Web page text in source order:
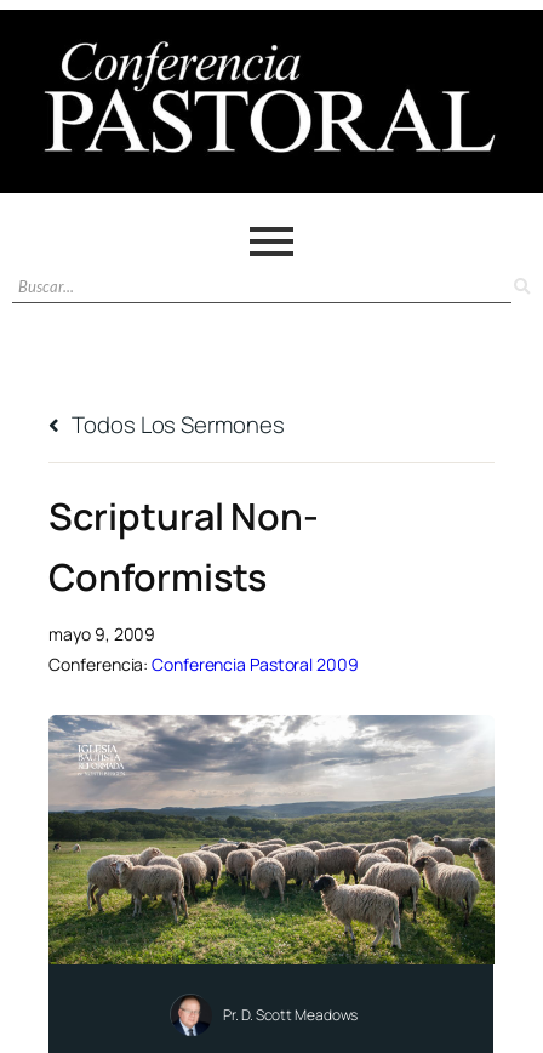
Todos Los Sermones
Scriptural Non-
Conformists
mayo 9, 2009
Conferencia:Conferencia Pastoral 2009
Pr. D. Scott Meadows